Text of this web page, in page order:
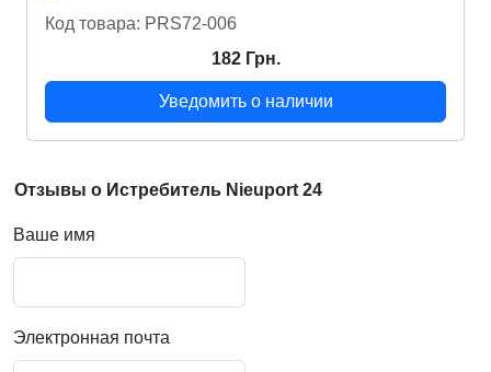
Код товара: PRS72-006
182 Грн.
Уведомить о наличии
Отзывы о Истребитель Nieuport 24
Ваше имя
Электронная почта